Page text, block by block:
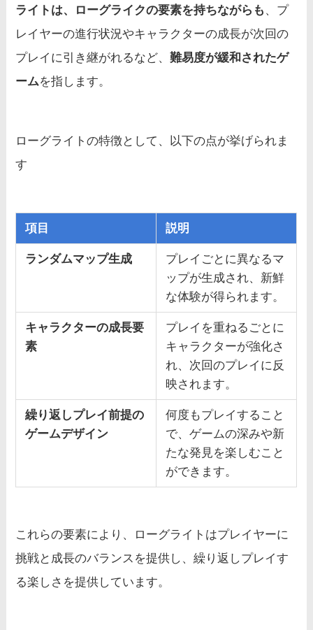
ライトは、ローグライクの要素を持ちながらも 、プ
レイヤーの進行状況やキャラクターの成長が次回の
プレイに引き継がれるなど、難易度が緩和されたゲ
ームを指します。
ローグライトの特徴として、以下の点が挙げられま
す
項目 説明
ランダムマップ生成
プレイごとに異なるマ
ップが生成され、新鮮
な体験が得られます。
キャラクターの成長要
素
プレイを重ねるごとに
キャラクターが強化さ
れ、次回のプレイに反
映されます。
繰り返しプレイ前提の
ゲームデザイン
何度もプレイすること
で、ゲームの深みや新
たな発見を楽しむこと
ができます。
これらの要素により、ローグライトはプレイヤーに
挑戦と成長のバランスを提供し、繰り返しプレイす
る楽しさを提供しています。